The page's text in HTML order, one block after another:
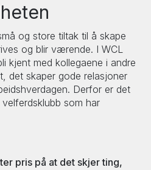
og store tiltak til å skape
og blir værende. I WCL
kjent med kollegaene i andre
det skaper gode relasjoner
Derfor er det
som har
pris på at det skjer ting,